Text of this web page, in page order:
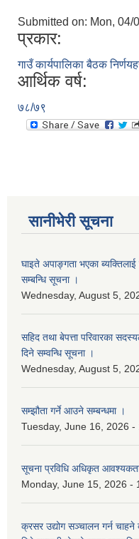
Submitted on: Mon, 04/
प्रकार:
गाउँ कार्यपालिका बैठक
आर्थिक वर्ष:
७८/७९
सानीभेरी सूचना
घाइते अपाङ्गता भएका ब्यक्तिलाई
सम्बन्धि सूचना ।
Wednesday, August 5,
सहिद तथा बेपत्ता परिवारका
दिने सम्वन्धि सूचना ।
Wednesday, August 5,
सम्झौता गर्ने आउने सम्बन्धमा ।
Tuesday, June 16, 2026 -
सूचना प्रविधि अधिकृत
Monday, June 15, 2026 -
क्रसर उद्योग सञ्चालन गर्न